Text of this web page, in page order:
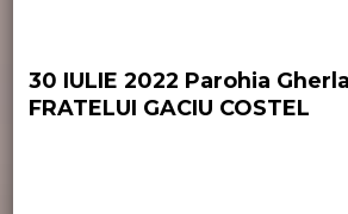
30 IULIE 2022 Parohia
FRATELUI GACIU COSTEL